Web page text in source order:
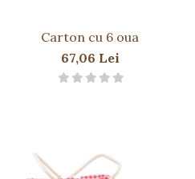
Carton cu 6 oua
67,06 Lei